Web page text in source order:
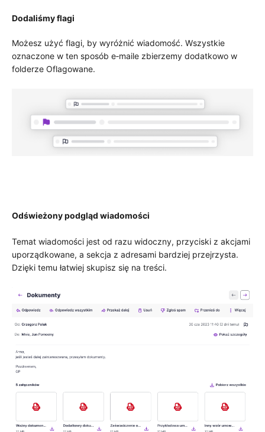
Dodaliśmy flagi
Możesz użyć flagi, by wyróżnić wiadomość. Wszystkie
oznaczone w ten sposób e‑maile zbierzemy dodatkowo w
folderze Oflagowane.
Odświeżony podgląd wiadomości
Temat wiadomości jest od razu widoczny, przyciski z akcjami
uporządkowane, a sekcja z adresami bardziej przejrzysta.
Dzięki temu łatwiej skupisz się na treści.